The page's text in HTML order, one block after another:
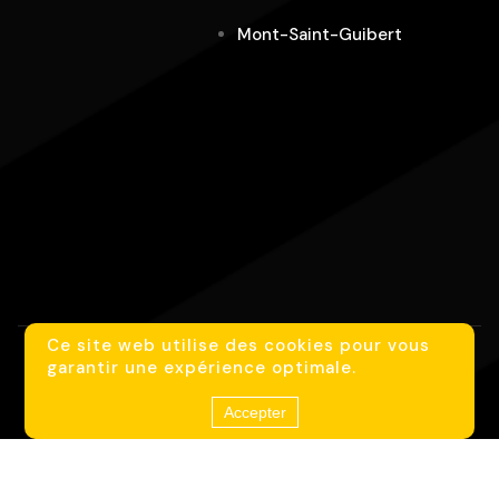
Mont-Saint-Guibert
Avis clients AlloTaxis
Ce site web utilise des cookies pour vous
garantir une expérience optimale.
Accepter